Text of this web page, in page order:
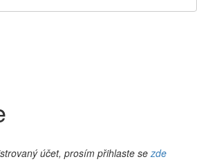
účet, prosím přihlaste se zde